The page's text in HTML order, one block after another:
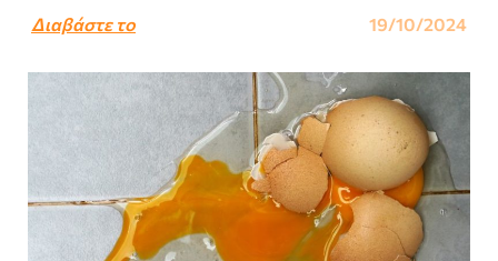
Διαβάστε το
19/10/2024